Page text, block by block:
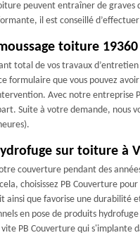
peuvent entraîner de graves
il est conseillé
toiture
total de vos travaux
formulaire que vous pouvez
Avec notre entreprise
Suite à votre demande, nous
sur toiture à
couverture pendant des
choisissez PB Couverture
que favorise une durabilité
en pose de produits
PB Couverture qui s'implante